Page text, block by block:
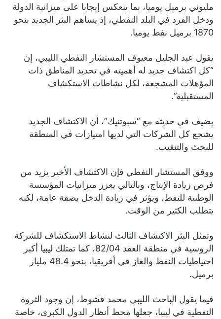
مليوني برميل يوميا، بما ينعكس إيجابا على ميزانية الدولة
ودخل الفرد في البلد النفطي، إذ يساهم البئر الجديد بنحو
1870 برميل نفط يوميا.
يقول عبد الجليل معيوف المستشار النفطي الليبي، إن
“كل اكتشاف جديد له أهميته في تحديد المناطق ذات
المؤهلات المشجعة، لكل نشاطات الاستكشاف
المستقبلية”.
يضيف في حديثه مع “سبوتنيك”، أن الاكتشاف الجديد
يشجع كل الشركات التي لديها امتيازات في المنطقة
للبحث والتنقيب.
ووفق المستشار النفطي فإن الاكتشاف الأخير يزيد من
فرص زيادة الإنتاج، وبالتالي يعزز ميزانيات المؤسسة
الوطنية للنفط، ويؤثر في زيادة الدخل بصفة عامة، لكنه
يتطلب الكثير من الوقت.
وتمثل البئر الاكتشاف الثالث لنشاط الاستكشاف للشركة
الروسية في منطقة العقد 82/04، كما تمتلك ليبيا أكبر
احتياطيات النفط والغاز في أفريقيا، بنحو 48.4 مليار
برميل.
فيما يقول الباحث الليبي محمد قشوط، إن وجود الثروة
النفطية في ليبيا، جعلها محط أنظار الدول الكبرى، خاصة